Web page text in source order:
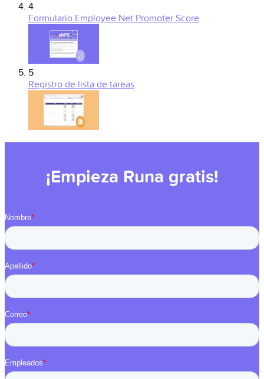
4
Formulario Employee Net Promoter Score
5
Registro de lista de tareas
¡Empieza Runa gratis!